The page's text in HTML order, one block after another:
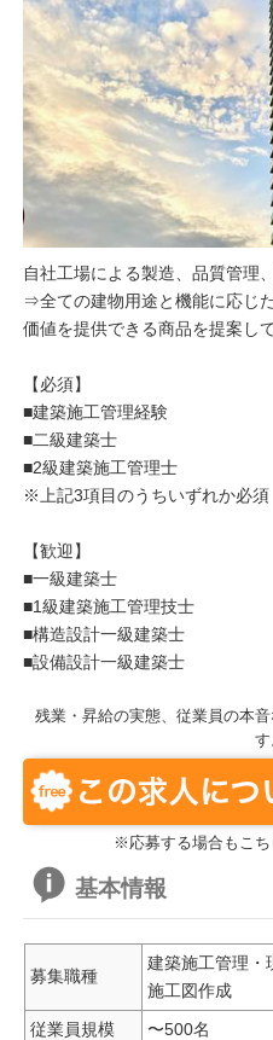
自社工場による製造、品質管理
⇒全ての建物用途と機能に応じ
価値を提供できる商品を提案し
【必須】
■建築施工管理経験
■二級建築士
■2級建築施工管理士
※上記3項目のうちいずれか必須
【歓迎】
■一級建築士
■1級建築施工管理技士
■構造設計一級建築士
■設備設計一級建築士
残業・昇給の実態、従業員の本
す
※応募する場合もこ
基本情報
募集職種
建築施工管理・
施工図作成
従業員規模
〜500名